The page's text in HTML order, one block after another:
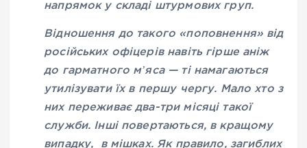
напрямок у складі штурмових груп.
Відношення до такого «поповнення» від
російських офіцерів навіть гірше аніж
до гарматного мʼяса — ті намагаються
утилізувати їх в першу чергу. Мало хто з
них переживає два-три місяці такої
служби. Інші повертаються, в кращому
випадку, в мішках. Як правило, загиблих